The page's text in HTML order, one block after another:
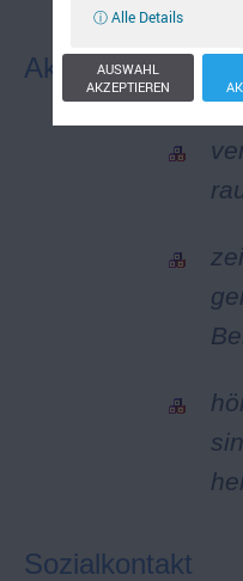
Akustische
Sozialkontakt
ⓘ Alle Details
AUSWAHL
AKZEPTIEREN